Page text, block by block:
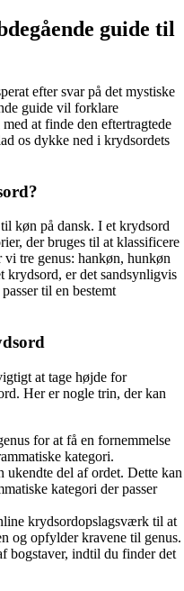
guide til
efter svar på det mystiske
guide vil forklare
at finde den eftertragtede
os dykke ned i krydsordets
køn på dansk. I et krydsord
der bruges til at klassificere
vi tre genus: hankøn, hunkøn
krydsord, er det sandsynligvis
til en bestemt
at tage højde for
Her er nogle trin, der kan
for at få en fornemmelse
kategori.
ukendte del af ordet. Dette kan
kategori der passer
krydsordopslagsværk til at
og opfylder kravene til genus.
bogstaver, indtil du finder det